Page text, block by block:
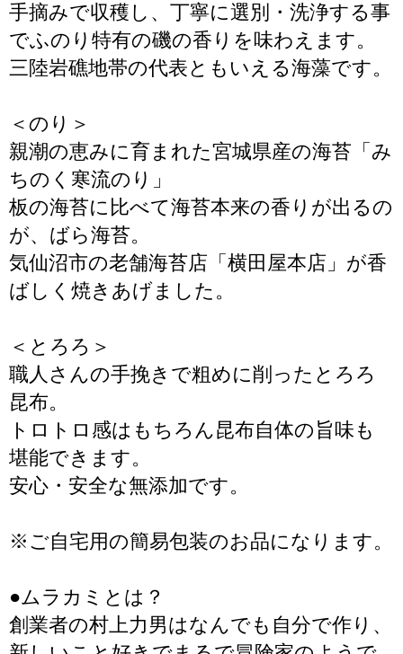
手摘みで収穫し、丁寧に選別・洗浄する事
でふのり特有の磯の香りを味わえます。
三陸岩礁地帯の代表ともいえる海藻です。
＜のり＞
親潮の恵みに育まれた宮城県産の海苔「み
ちのく寒流のり」
板の海苔に比べて海苔本来の香りが出るの
が、ばら海苔。
気仙沼市の老舗海苔店「横田屋本店」が香
ばしく焼きあげました。
＜とろろ＞
職人さんの手挽きで粗めに削ったとろろ
昆布。
トロトロ感はもちろん昆布自体の旨味も
堪能できます。
安心・安全な無添加です。
※ご自宅用の簡易包装のお品になります。
●ムラカミとは？
創業者の村上力男はなんでも自分で作り、